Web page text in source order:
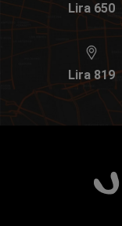
Lira 650
Lira 819